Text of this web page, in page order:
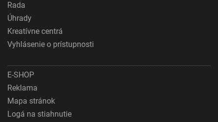
Rada
Úhrady
Kreatívne centrá
Vyhlásenie o prístupnosti
E-SHOP
Reklama
Mapa stránok
Logá na stiahnutie